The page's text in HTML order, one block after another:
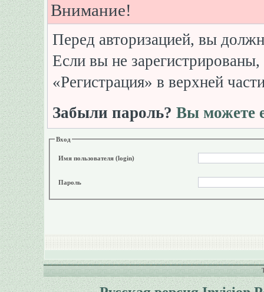
Внимание!
Перед авторизацией, вы
Если вы не
«Регистрация» в верхней
Забыли пароль? Вы можете
Вход
Имя пользователя (login)
Пароль